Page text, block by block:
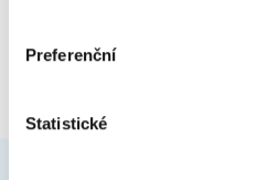
Preferenční
Statistické